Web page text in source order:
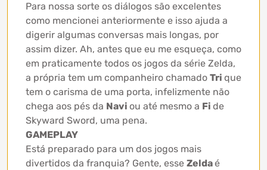
Para nossa sorte os diálogos são excelentes
como mencionei anteriormente e isso ajuda a
digerir algumas conversas mais longas, por
assim dizer. Ah, antes que eu me esqueça, como
em praticamente todos os jogos da série Zelda,
a própria tem um companheiro chamado Tri que
tem o carisma de uma porta, infelizmente não
chega aos pés da Navi ou até mesmo a Fi de
Skyward Sword, uma pena.
GAMEPLAY
Está preparado para um dos jogos mais
divertidos da franquia? Gente, esse Zeldaé